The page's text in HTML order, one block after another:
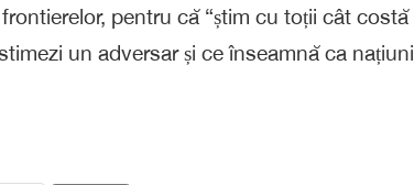
pentru că “știm cu toții cât
un adversar și ce înseamnă ca